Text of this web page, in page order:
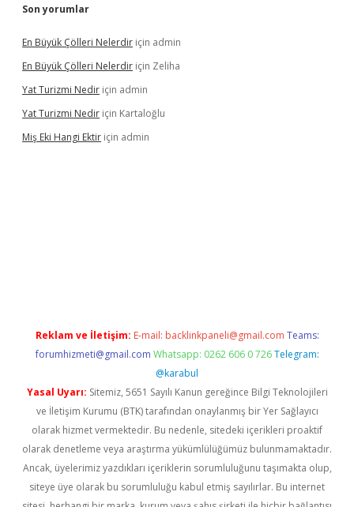
Son yorumlar
En Büyük Çölleri Nelerdir için admin
En Büyük Çölleri Nelerdir için Zeliha
Yat Turizmi Nedir için admin
Yat Turizmi Nedir için Kartaloğlu
Miş Eki Hangi Ektir için admin
Reklam ve İletişim: E-mail: backlinkpaneli@gmail.com Teams:
forumhizmeti@gmail.com Whatsapp: 0262 606 0 726 Telegram:
@karabul
Yasal Uyarı: Sitemiz, 5651 Sayılı Kanun gereğince Bilgi Teknolojileri
ve İletişim Kurumu (BTK) tarafından onaylanmış bir Yer Sağlayıcı
olarak hizmet vermektedir. Bu nedenle, sitedeki içerikleri proaktif
olarak denetleme veya araştırma yükümlülüğümüz bulunmamaktadır.
Ancak, üyelerimiz yazdıkları içeriklerin sorumluluğunu taşımakta olup,
siteye üye olarak bu sorumluluğu kabul etmiş sayılırlar. Bu internet